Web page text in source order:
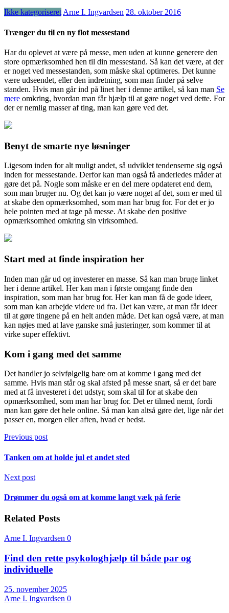
Ikke kategoriseretArne I. Ingvardsen 28. oktober 2016
Trænger du til en ny flot messestand
Har du oplevet at være på messe, men uden at kunne generere den
store opmærksomhed hen til din messestand. Så kan det være, at der
er noget ved messestanden, som måske skal optimeres. Det kunne
være udseendet, eller den indretning, som man finder på selve
standen. Hvis man går ind på linet her i denne artikel, så kan man Se
mere omkring, hvordan man får hjælp til at gøre noget ved dette. For
der er nemlig masser af ting, man kan gøre ved det.
Benyt de smarte nye løsninger
Ligesom inden for alt muligt andet, så udviklet tendenserne sig også
inden for messestande. Derfor kan man også få anderledes måder at
gøre det på. Nogle som måske er en del mere opdateret end dem,
som man bruger nu. Og det kan jo være noget af det, som er med til
at skabe den opmærksomhed, som man har brug for. For det er jo
hele pointen med at tage på messe. At skabe den positive
opmærksomhed omkring sin virksomhed.
Start med at finde inspiration her
Inden man går ud og investerer en masse. Så kan man bruge linket
her i denne artikel. Her kan man i første omgang finde den
inspiration, som man har brug for. Her kan man få de gode ideer,
som man kan arbejde videre ud fra. Det kan være, at man får ideer
til at gøre tingene på en helt anden måde. Det kan også være, at man
kan nøjes med at lave ganske små justeringer, som kommer til at
virke super effektivt.
Kom i gang med det samme
Det handler jo selvfølgelig bare om at komme i gang med det
samme. Hvis man står og skal afsted på messe snart, så er det bare
med at få investeret i det udstyr, som skal til for at skabe den
opmærksomhed, som man har brug for. Det er tilmed nemt, fordi
man kan gøre det hele online. Så man kan altså gøre det, lige når det
passer en, morgen eller aften, hvad er bedst.
Previous post
Tanken om at holde jul et andet sted
Next post
Drømmer du også om at komme langt væk på ferie
Related Posts
Arne I. Ingvardsen 0
Find den rette psykologhjælp til både par og
individuelle
25. november 2025
Arne I. Ingvardsen 0